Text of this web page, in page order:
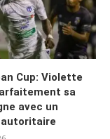
Cup: Violette
sa
avec un